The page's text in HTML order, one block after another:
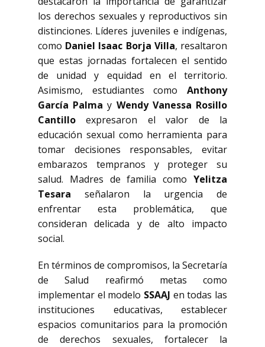
los derechos sexuales y reproductivos sin
distinciones. Líderes juveniles e indígenas,
como Daniel Isaac Borja Villa, resaltaron
que estas jornadas fortalecen el sentido
de unidad y equidad en el territorio.
Asimismo, estudiantes como Anthony
García Palma y Wendy Vanessa Rosillo
Cantillo expresaron el valor de la
educación sexual como herramienta para
tomar decisiones responsables, evitar
embarazos tempranos y proteger su
salud. Madres de familia como Yelitza
Tesara señalaron la urgencia de
enfrentar esta problemática, que
consideran delicada y de alto impacto
social.
En términos de compromisos, la Secretaría
de Salud reafirmó metas como
implementar el modelo SSAAJ en todas las
instituciones educativas, establecer
espacios comunitarios para la promoción
de derechos sexuales, fortalecer la